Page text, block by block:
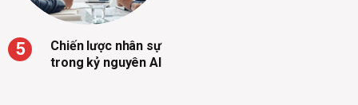
Chiến lược nhân sự
trong kỷ nguyên AI